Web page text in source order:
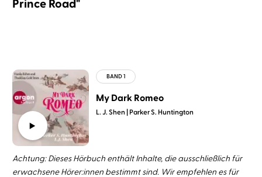
Prince Road"
L. J. Shen Parker S. Huntington
My Dark Romeo
Achtung: Dieses Hörbuch enthält Inhalte, die ausschließlich für
erwachsene Hörer:innen bestimmt sind. Wir empfehlen es für